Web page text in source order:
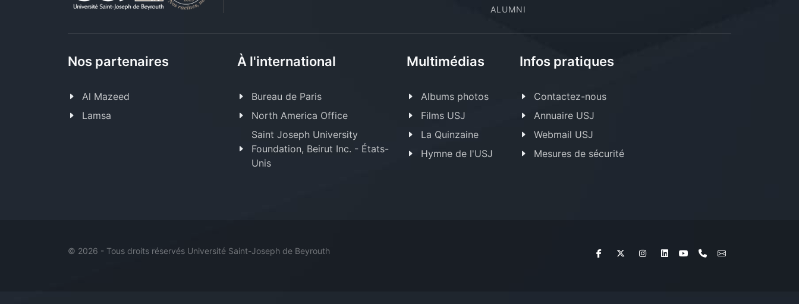
ALUMNI
Nos partenaires
Al Mazeed
Lamsa
À l'international
Bureau de Paris
North America Office
Saint Joseph University
Foundation, Beirut Inc. - États-
Unis
Multimédias
Albums photos
Films USJ
La Quinzaine
Hymne de l'USJ
Infos pratiques
Contactez-nous
Annuaire USJ
Webmail USJ
Mesures de sécurité
© 2026 - Tous droits réservés Université Saint-Joseph de Beyrouth